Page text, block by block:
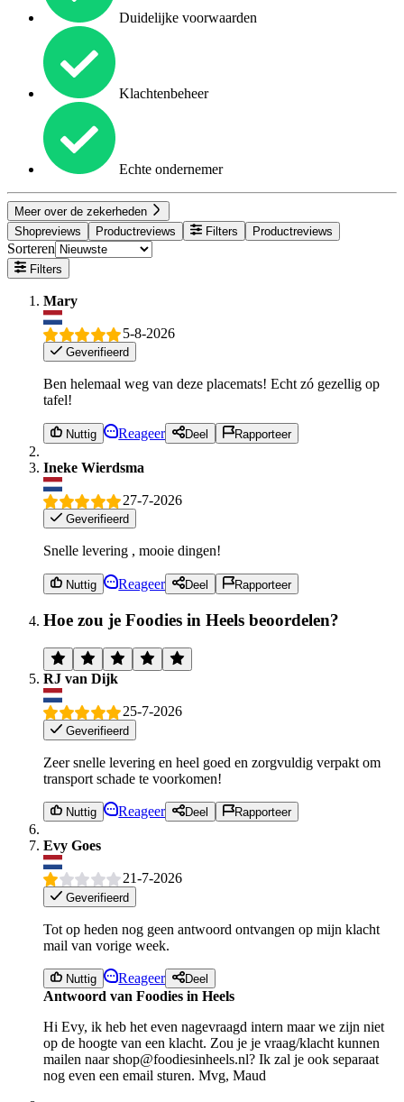
Duidelijke voorwaarden
Klachtenbeheer
Echte ondernemer
Meer over de zekerheden
Shopreviews
Productreviews Filters Productreviews
Sorteren
Filters
Mary
5-8-2026
Geverifieerd
Ben helemaal weg van deze placemats! Echt zó gezellig op
tafel!
Nuttig Reageer Deel Rapporteer
Ineke Wierdsma
27-7-2026
Geverifieerd
Snelle levering , mooie dingen!
Nuttig Reageer Deel Rapporteer
Hoe zou je Foodies in Heels beoordelen?
RJ van Dijk
25-7-2026
Geverifieerd
Zeer snelle levering en heel goed en zorgvuldig verpakt om
transport schade te voorkomen!
Nuttig Reageer Deel Rapporteer
Evy Goes
21-7-2026
Geverifieerd
Tot op heden nog geen antwoord ontvangen op mijn klacht
mail van vorige week.
Nuttig Reageer Deel
Antwoord van Foodies in Heels
Hi Evy, ik heb het even nagevraagd intern maar we zijn niet
op de hoogte van een klacht. Zou je je vraag/klacht kunnen
mailen naar shop@foodiesinheels.nl? Ik zal je ook separaat
nog even een email sturen. Mvg, Maud